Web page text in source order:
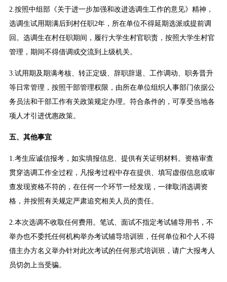
2.按照中组部《关于进一步加强和改进选调生工作的意见》精神，
选调生试用期满后到村任职2年，所在单位不得延期选派或提前调
回。选调生在村任职期间，履行大学生村官职责，按照大学生村官
管理，期间不得借调或交流到上级机关。
3.试用期及期满考核、转正定级、辞职辞退、工作调动、职务晋升
等日常管理，按照干部管理权限，由所在单位组织人事部门依据公
务员法和干部工作有关政策规定办理。符合条件的，可享受当地各
项人才引进优惠政策。
五、其他事宜
1.考生应诚信报考，如实填报信息、提供有关证明材料。资格审查
贯穿选调工作全过程，凡报考过程中存在提供、填写虚假信息或审
查发现资格不符的，在任何一个环节一经发现，一律取消选调资
格，并按照有关规定严肃追究相关人员的责任。
2.本次选调不收取任何费用。笔试、面试不指定考试辅导用书，不
举办也不委托任何机构举办考试辅导培训班，任何单位和个人不得
借主办方名义举办针对此次考试的任何形式培训班，请广大报考人
员切勿上当受骗。